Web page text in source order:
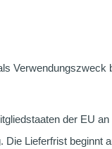
Verwendungszweck
der EU
Lieferfrist beginnt